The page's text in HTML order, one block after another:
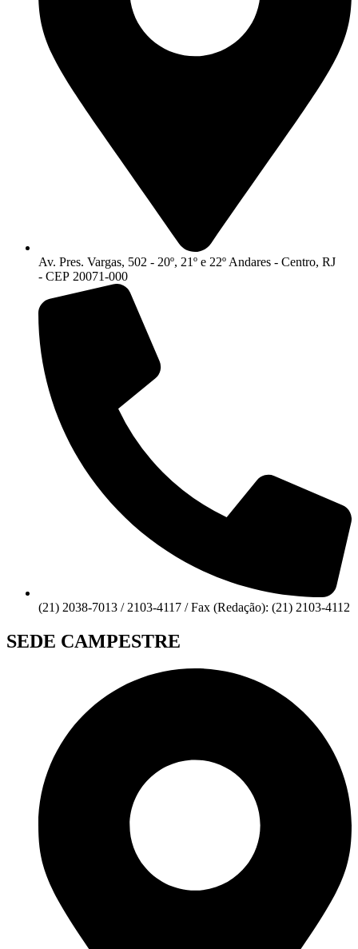
Av. Pres. Vargas, 502 - 20º, 21º e 22º Andares - Centro, RJ
- CEP 20071-000
(21) 2038-7013 / 2103-4117 / Fax (Redação): (21) 2103-4112
SEDE CAMPESTRE